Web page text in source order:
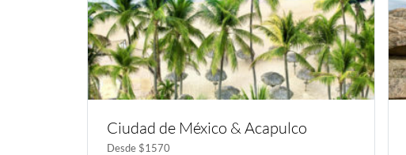
Ciudad de México & Acapulco
Desde $1570